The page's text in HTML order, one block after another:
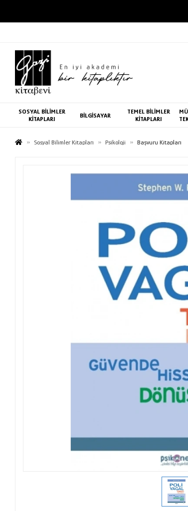
SOSYAL BİLİMLER
KİTAPLARI
BİLGİSAYAR
TEMEL BİLİMLER
KİTAPLARI
Sosyal Bilimler Kitapları Psikoloji Başvuru Kitapları